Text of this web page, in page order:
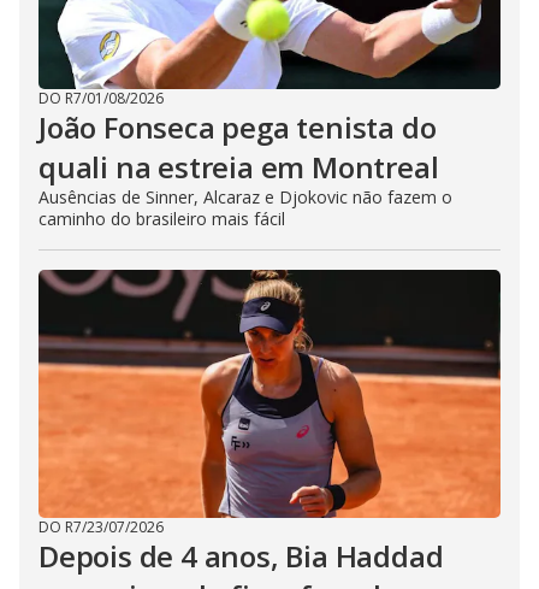
DO R7/01/08/2026
João Fonseca pega tenista do
quali na estreia em Montreal
Ausências de Sinner, Alcaraz e Djokovic não fazem o
caminho do brasileiro mais fácil
DO R7/23/07/2026
Depois de 4 anos, Bia Haddad